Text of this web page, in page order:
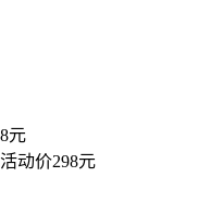
元
活动价298元